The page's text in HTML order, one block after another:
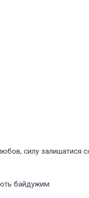
силу залишатися
байдужим.